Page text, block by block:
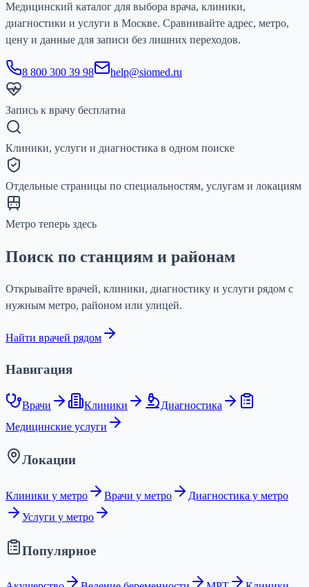
Медицинский каталог для выбора врача, клиники,
диагностики и услуги в Москве. Сравнивайте адрес, метро,
цену и данные для записи без лишних переходов.
8 800 300 39 98 help@siomed.ru
Запись к врачу бесплатна
Клиники, услуги и диагностика в одном поиске
Отдельные страницы по специальностям, услугам и локациям
Метро теперь здесь
Поиск по станциям и районам
Открывайте врачей, клиники, диагностику и услуги рядом с
нужным метро, районом или улицей.
Найти врачей рядом
Навигация
Врачи Клиники
Диагностика
Медицинские услуги
Локации
Клиники у метро Врачи у метро
Диагностика у метро
Услуги у метро
Популярное